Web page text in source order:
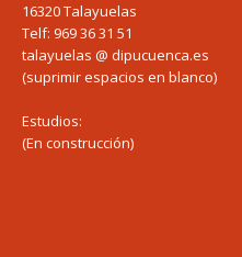
16320 Talayuelas
Telf: 969 36 31 51
talayuelas @ dipucuenca.es
(suprimir espacios en blanco)
Estudios:
(En construcción)